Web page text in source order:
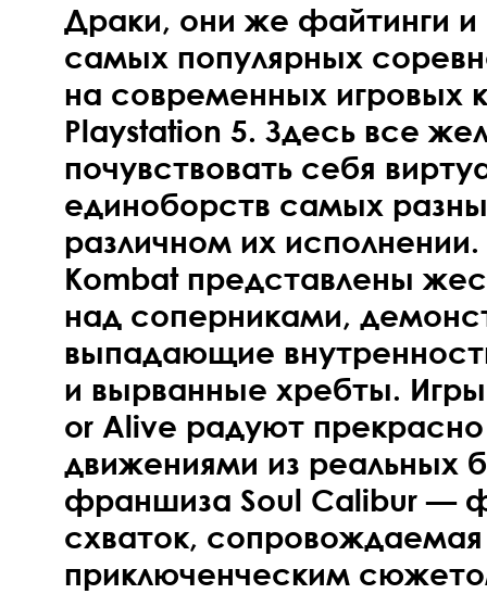
Драки, они же файтинги и
самых популярных
на современных игровых
Playstation 5. Здесь все
почувствовать себя
единоборств самых
различном их
Kombat представлены
над соперниками,
выпадающие
и вырванные хребты.
or Alive радуют
движениями из реальных
франшиза Soul Calibur —
схваток,
приключенческим